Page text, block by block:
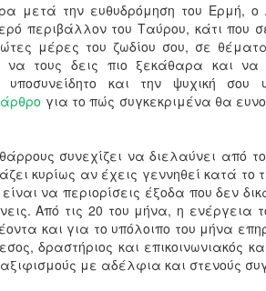
μετά την ευθυδρόμηση του Ερμή, ο
περιβάλλον του Ταύρου, κάτι που
μέρες του ζωδίου σου, σε
τους δεις πιο ξεκάθαρα και να
και την ψυχική σου
άρθρο για το πώς συγκεκριμένα θα
συνεχίζει να διελαύνει από
κυρίως αν έχεις γεννηθεί κατά το
να περιορίσεις έξοδα που δεν
Από τις 20 του μήνα, η ενέργεια
και για το υπόλοιπο του μήνα
δραστήριος και επικοινωνιακός
με αδέλφια και στενούς